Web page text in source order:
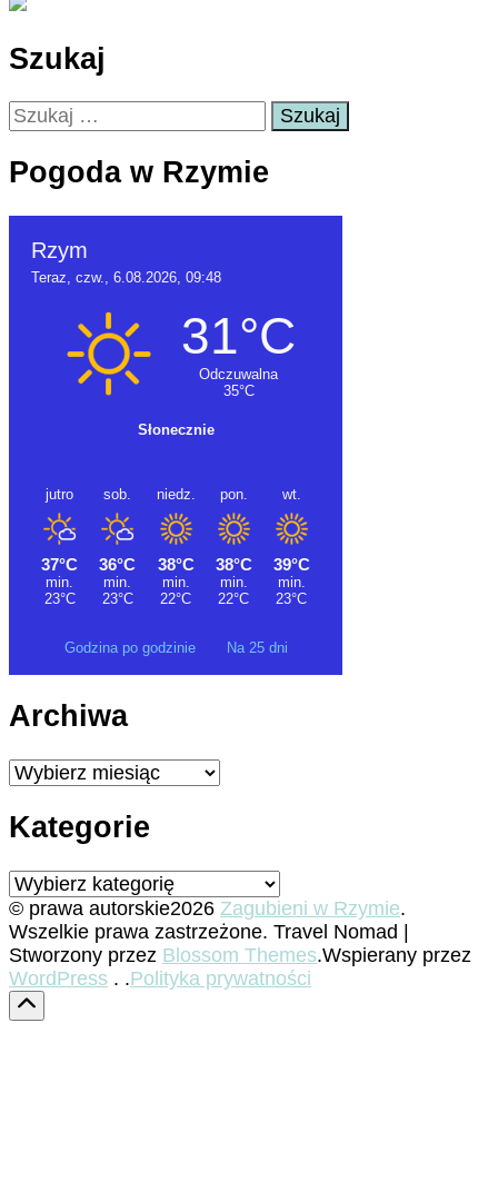
Szukaj
Szukaj:
Pogoda w Rzymie
Godzina po godzinie Na 25 dni
Archiwa
Archiwa
Kategorie
Kategorie
© prawa autorskie2026 Zagubieni w Rzymie.
Wszelkie prawa zastrzeżone. Travel Nomad |
Stworzony przez Blossom Themes.Wspierany przez
WordPress . .Polityka prywatności